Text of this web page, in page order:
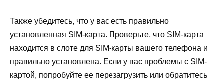
Также убедитесь, что у вас есть правильно
установленная SIM-карта. Проверьте, что SIM-карта
находится в слоте для SIM-карты вашего телефона и
правильно установлена. Если у вас проблемы с SIM-
картой, попробуйте ее перезагрузить или обратитесь